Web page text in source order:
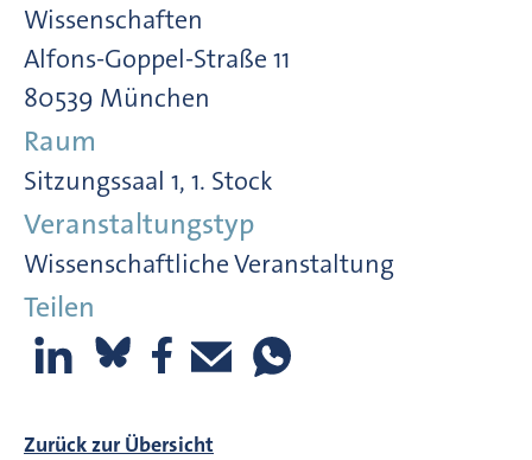
Wissenschaften
Alfons-Goppel-Straße 11
80539 München
Raum
Sitzungssaal 1, 1. Stock
Veranstaltungstyp
Wissenschaftliche Veranstaltung
Teilen
Zurück zur Übersicht